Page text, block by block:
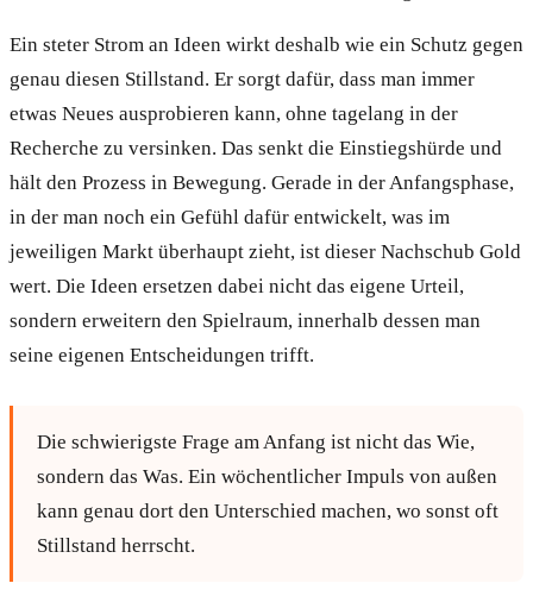
Ein steter Strom an Ideen wirkt deshalb wie ein Schutz gegen
genau diesen Stillstand. Er sorgt dafür, dass man immer
etwas Neues ausprobieren kann, ohne tagelang in der
Recherche zu versinken. Das senkt die Einstiegshürde und
hält den Prozess in Bewegung. Gerade in der Anfangsphase,
in der man noch ein Gefühl dafür entwickelt, was im
jeweiligen Markt überhaupt zieht, ist dieser Nachschub Gold
wert. Die Ideen ersetzen dabei nicht das eigene Urteil,
sondern erweitern den Spielraum, innerhalb dessen man
seine eigenen Entscheidungen trifft.
Die schwierigste Frage am Anfang ist nicht das Wie,
sondern das Was. Ein wöchentlicher Impuls von außen
kann genau dort den Unterschied machen, wo sonst oft
Stillstand herrscht.